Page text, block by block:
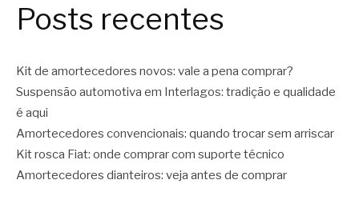
Posts recentes
Kit de amortecedores novos: vale a pena comprar?
Suspensão automotiva em Interlagos: tradição e qualidade
é aqui
Amortecedores convencionais: quando trocar sem arriscar
Kit rosca Fiat: onde comprar com suporte técnico
Amortecedores dianteiros: veja antes de comprar